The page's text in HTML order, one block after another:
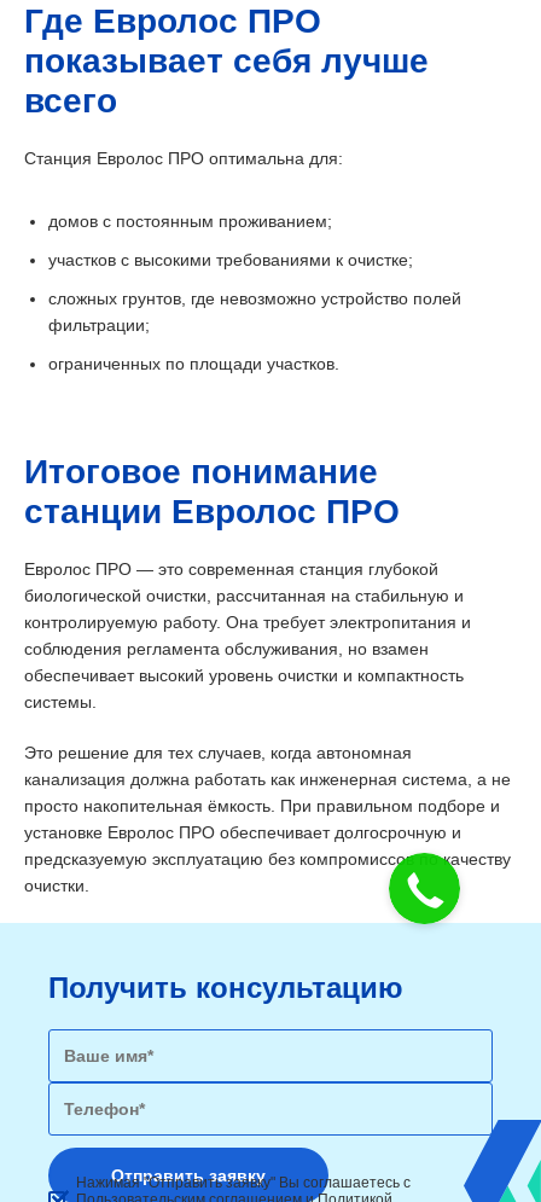
Где Евролос ПРО
показывает себя лучше
всего
Станция Евролос ПРО оптимальна для:
домов с постоянным проживанием;
участков с высокими требованиями к очистке;
сложных грунтов, где невозможно устройство полей
фильтрации;
ограниченных по площади участков.
Итоговое понимание
станции Евролос ПРО
Евролос ПРО — это современная станция глубокой
биологической очистки, рассчитанная на стабильную и
контролируемую работу. Она требует электропитания и
соблюдения регламента обслуживания, но взамен
обеспечивает высокий уровень очистки и компактность
системы.
Это решение для тех случаев, когда автономная
канализация должна работать как инженерная система, а не
просто накопительная ёмкость. При правильном подборе и
установке Евролос ПРО обеспечивает долгосрочную и
предсказуемую эксплуатацию без компромиссов по качеству
очистки.
Получить консультацию
Нажимая "Отправить заявку" Вы соглашаетесь с